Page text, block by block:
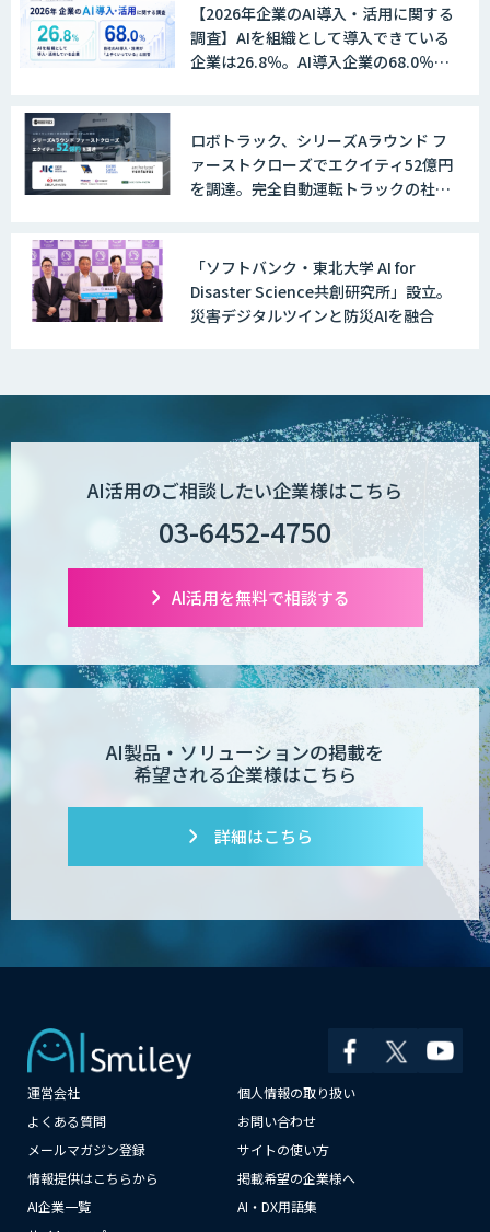
データ構造化ソリューション「DX-laei」
MµgenGAI
図面検索AI
AI Worker
【営業特化】AIエージェント構築サービ
ス
TIGEREYE AGENT
AI開発・伴走支援・内製化支援
JAPAN AI AGENT
SELFBOT AIアバター
【2026年企業のAI導入・活用に関する
調査】AIを組織として導入できている
企業は26.8％。AI導入企業の68.0％
ロボトラック、シリーズAラウンド フ
ァーストクローズでエクイティ52億円
を調達。完全自動運転トラックの社会
「ソフトバンク・東北大学 AI for
Disaster Science共創研究所」設立。
災害デジタルツインと防災AIを融合
AI活用のご相談したい企業様はこちら
03-6452-4750
AI活用を無料で相談する
AI製品・ソリューションの掲載を
希望される企業様はこちら
詳細はこちら
運営会社
個人情報の取り扱い
よくある質問
お問い合わせ
メールマガジン登録
サイトの使い方
情報提供はこちらから
掲載希望の企業様へ
AI企業一覧
AI・DX用語集